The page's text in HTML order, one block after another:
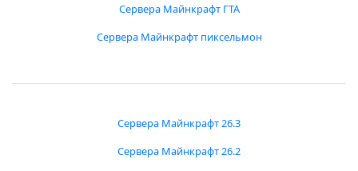
Сервера Майнкрафт ГТА
Сервера Майнкрафт пиксельмон
Сервера Майнкрафт 26.3
Сервера Майнкрафт 26.2